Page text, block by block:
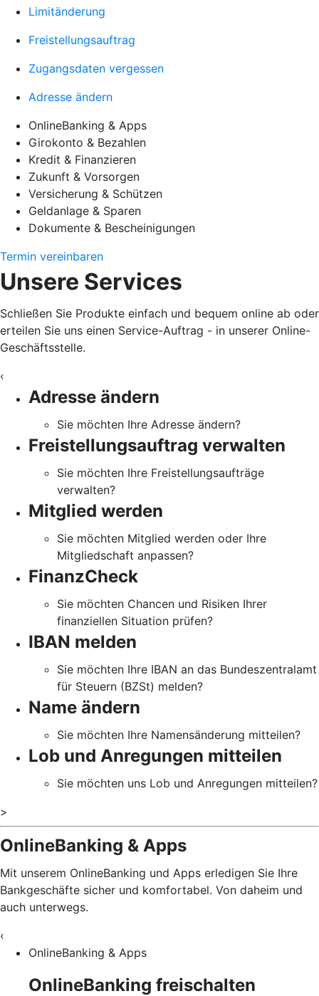
Limitänderung
Freistellungsauftrag
Zugangsdaten vergessen
Adresse ändern
OnlineBanking & Apps
Girokonto & Bezahlen
Kredit & Finanzieren
Zukunft & Vorsorgen
Versicherung & Schützen
Geldanlage & Sparen
Dokumente & Bescheinigungen
Termin vereinbaren
Unsere Services
Schließen Sie Produkte einfach und bequem online ab oder
erteilen Sie uns einen Service-Auftrag - in unserer Online-
Geschäftsstelle.
‹
Adresse ändern
Sie möchten Ihre Adresse ändern?
Freistellungsauftrag verwalten
Sie möchten Ihre Freistellungsaufträge
verwalten?
Mitglied werden
Sie möchten Mitglied werden oder Ihre
Mitgliedschaft anpassen?
FinanzCheck
Sie möchten Chancen und Risiken Ihrer
finanziellen Situation prüfen?
IBAN melden
Sie möchten Ihre IBAN an das Bundeszentralamt
für Steuern (BZSt) melden?
Name ändern
Sie möchten Ihre Namensänderung mitteilen?
Lob und Anregungen mitteilen
Sie möchten uns Lob und Anregungen mitteilen?
>
OnlineBanking & Apps
Mit unserem OnlineBanking und Apps erledigen Sie Ihre
Bankgeschäfte sicher und komfortabel. Von daheim und
auch unterwegs.
‹
OnlineBanking & Apps
OnlineBanking freischalten